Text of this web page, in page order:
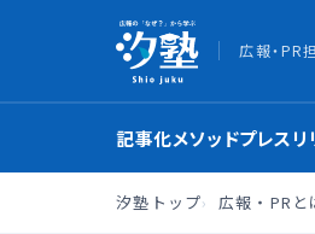
広報・PR
記事化メソッドプレスリ
汐塾トップ 広報・PRと